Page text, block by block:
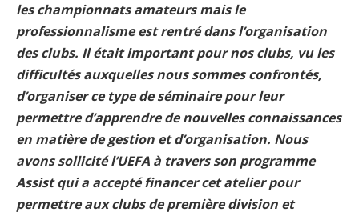
les championnats amateurs mais le
professionnalisme est rentré dans l’organisation
des clubs. Il était important pour nos clubs, vu les
difficultés auxquelles nous sommes confrontés,
d’organiser ce type de séminaire pour leur
permettre d’apprendre de nouvelles connaissances
en matière de gestion et d’organisation. Nous
avons sollicité l’UEFA à travers son programme
Assist qui a accepté financer cet atelier pour
permettre aux clubs de première division et